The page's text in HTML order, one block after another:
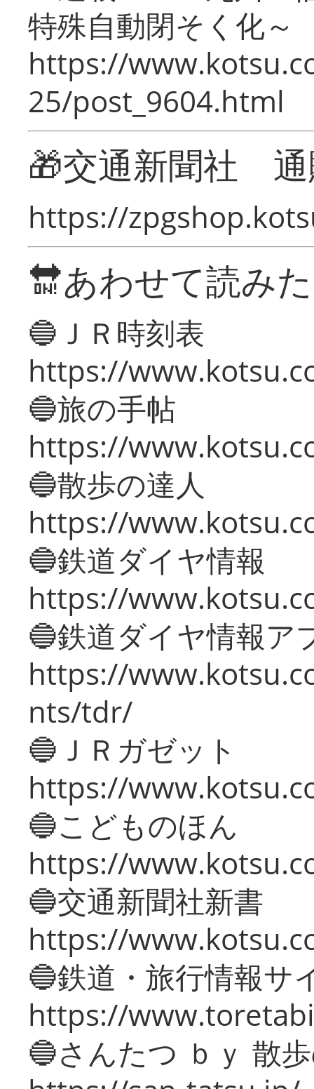
特殊自動閉そく化～
https://
25/post_9604.html
🎁交通新聞社
https://
🔛あわせて読み
🔵ＪＲ時刻表
https://
🔵旅の手帖
https://
🔵散歩の達人
https://
🔵鉄道ダイヤ情報
https://
🔵鉄道ダイヤ情報ア
https://
nts/tdr/
🔵ＪＲガゼット
https://
🔵こどものほん
https://
🔵交通新聞社新書
https://
🔵鉄道・旅行情報サ
https://
🔵さんたつ ｂｙ 散